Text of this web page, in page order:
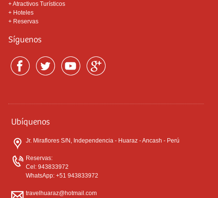
+Atractivos Turísticos
+ Hoteles
+ Reservas
Síguenos
Ubíquenos
Jr. Miraflores S/N, Independencia - Huaraz - Ancash - Perú
Reservas:
Cel: 943833972
WhatsApp: +51 943833972
travelhuaraz@hotmail.com